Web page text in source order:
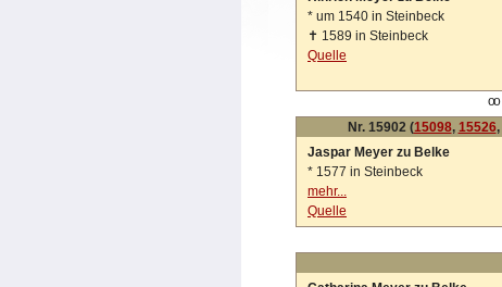
* um 1540 in Steinbeck
✝ 1589 in Steinbeck
Quelle
oo
Nr. 15902 (15098, 15526,
Jaspar Meyer zu Belke
* 1577 in Steinbeck
mehr...
Quelle